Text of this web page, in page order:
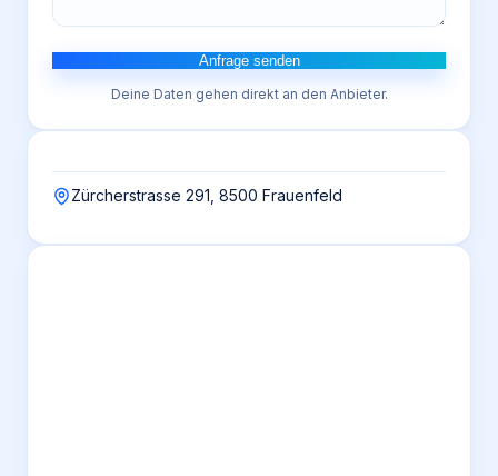
Anfrage senden
Deine Daten gehen direkt an den Anbieter.
Zürcherstrasse 291, 8500 Frauenfeld